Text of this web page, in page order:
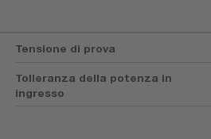
Tensione di prova
Tolleranza della potenza in
ingresso